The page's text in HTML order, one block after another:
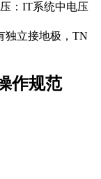
：IT系统中电压
独立接地极，TN
作规范